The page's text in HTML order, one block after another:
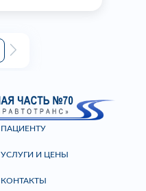
ПАЦИЕНТУ
УСЛУГИ И ЦЕНЫ
КОНТАКТЫ